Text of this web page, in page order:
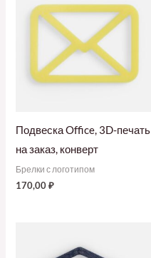
Подвеска Office, 3D-печать
на заказ, конверт
Брелки с логотипом
170,00₽